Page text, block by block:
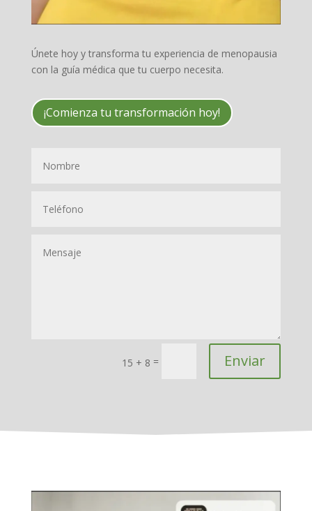
Únete hoy y transforma tu experiencia de menopausia
con la guía médica que tu cuerpo necesita.
¡Comienza tu transformación hoy!
15 + 8 = Enviar